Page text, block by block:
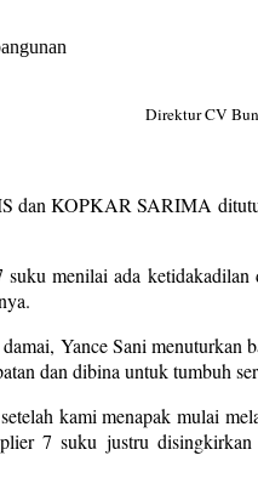
Direktur CV
dan KOPKAR SARIMA
menilai ada ketidakadilan
Yance Sani
dan dibina untuk tumbuh
kami menapak mulai
7 suku justru